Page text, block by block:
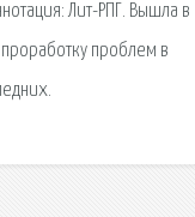
Лит-РПГ. Вышла в
проработку проблем в